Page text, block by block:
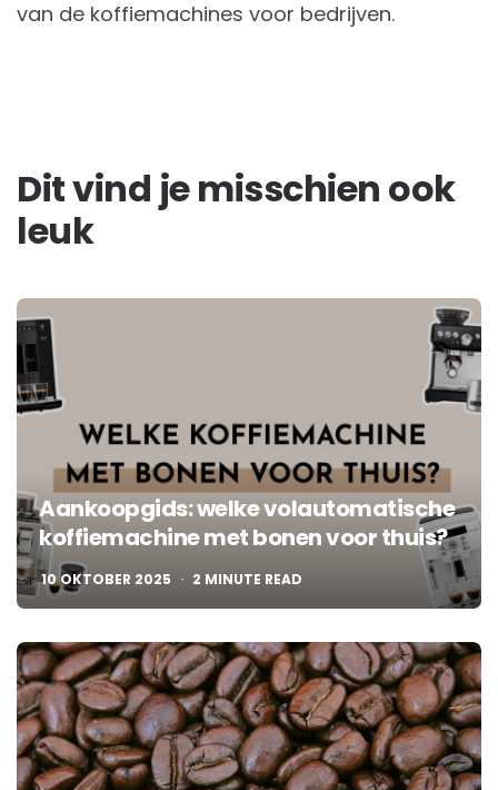
van de koffiemachines voor bedrijven.
Dit vind je misschien ook
leuk
Aankoopgids: welke volautomatische
koffiemachine met bonen voor thuis?
10 OKTOBER 2025 2 MINUTE READ